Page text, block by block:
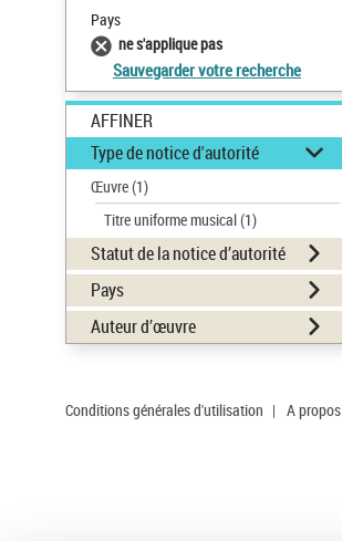
Pays
ne s'applique pas
Sauvegarder votre recherche
AFFINER
Type de notice d'autorité
Œuvre(1)
Titre uniforme musical(1)
Statut de la notice d’autorité
Pays
Auteur d’œuvre
Conditions générales d'utilisation | A propos